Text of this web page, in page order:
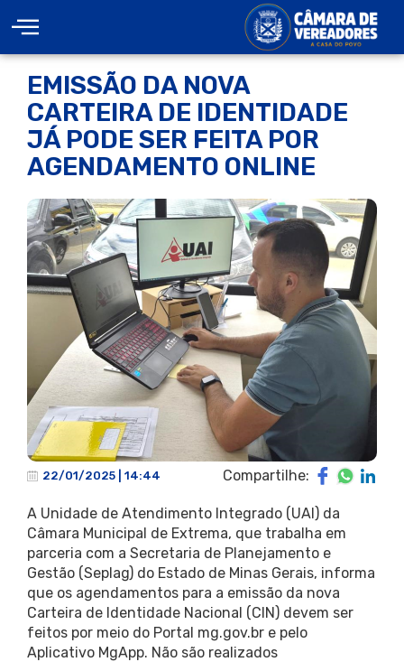
EMISSÃO DA NOVA
CARTEIRA DE IDENTIDADE
JÁ PODE SER FEITA POR
AGENDAMENTO ONLINE
22/01/2025 | 14:44 Compartilhe:
A Unidade de Atendimento Integrado (UAI) da
Câmara Municipal de Extrema, que trabalha em
parceria com a Secretaria de Planejamento e
Gestão (Seplag) do Estado de Minas Gerais, informa
que os agendamentos para a emissão da nova
Carteira de Identidade Nacional (CIN) devem ser
feitos por meio do Portal mg.gov.br e pelo
Aplicativo MgApp. Não são realizados